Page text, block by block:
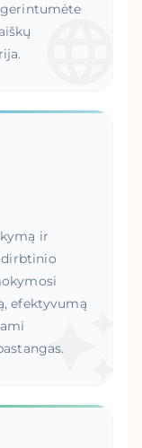
ir
dirbtinio
efektyvumą